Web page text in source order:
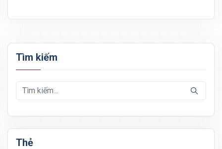
Tìm kiếm
Thẻ